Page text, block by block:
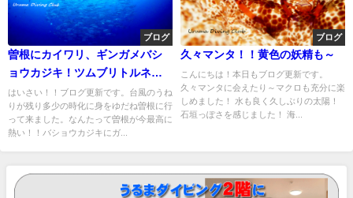
ブログ
曽根にカイワリ、ギンガメバシ
ョウカジキ！ツムブリトルネー
ドに突っ込むカマストガリザ
メ！！最高っす！！
はいさい！！ブログ更新です。台風のうね
りが残り多少の時化に身をゆだね曽根に行
って来ました。なんたって曽根が今最高に
熱い！！バショウカジキにガ...
ブログ
久々マンタ！！黄色の妖精も～
こんにちは！本日もブログ更新です。
久々マンタに会えたり～マクロも充分に楽
しめました！ 水も良く久しぶりの太陽！
石垣っぽさを感じました！ 海...